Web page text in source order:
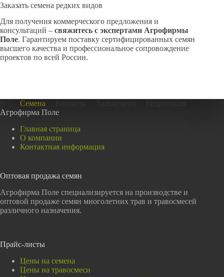
Заказать семена редких видов
Для получения коммерческого предложения и
консультаций – свяжитесь с экспертами Агрофирмы
Поле. Гарантируем поставку сертифицированных семян
высшего качества и профессиональное сопровождение
проектов по всей России.
Семена
Агрофирма Поле
Главная страница
О компании
Контактная информация
Оптовая продажа семян
Агрофирма Поле специализируется на производстве и
оптовой продаже семян многолетних трав и травосмесей
различного назначения.
Прайс-листы
Цены на семена
Цены на травосмеси